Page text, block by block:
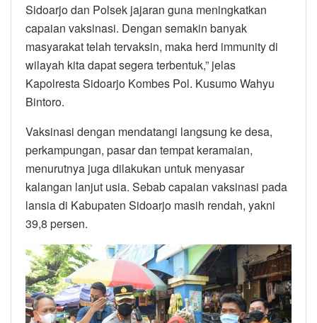
Sidoarjo dan Polsek jajaran guna meningkatkan
capaian vaksinasi. Dengan semakin banyak
masyarakat telah tervaksin, maka herd immunity di
wilayah kita dapat segera terbentuk,” jelas
Kapolresta Sidoarjo Kombes Pol. Kusumo Wahyu
Bintoro.
Vaksinasi dengan mendatangi langsung ke desa,
perkampungan, pasar dan tempat keramaian,
menurutnya juga dilakukan untuk menyasar
kalangan lanjut usia. Sebab capaian vaksinasi pada
lansia di Kabupaten Sidoarjo masih rendah, yakni
39,8 persen.